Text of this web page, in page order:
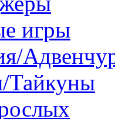
игры
Тайкуны